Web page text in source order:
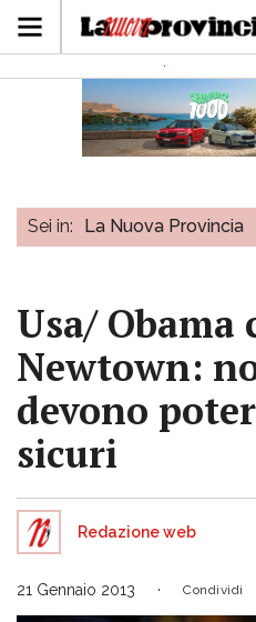
Sei in: La Nuova Provincia
Usa/ Obama
Newtown:
devono
sicuri
Redazione web
21 Gennaio 2013 Condividi